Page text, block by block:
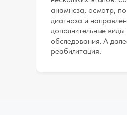
анамнеза, осмотр,
диагноза и
дополнительные виды
обследования. А
реабилитация.